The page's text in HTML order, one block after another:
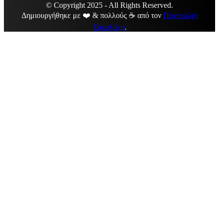
© Copyright 2025 - All Rights Reserved.
Δημιουργήθηκε με ❤️ & πολλούς ☕ από τον Παναγιώτη
Σακαλάκη.